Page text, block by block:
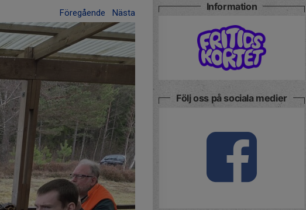
Föregående Nästa
Information
Följ oss på sociala medier